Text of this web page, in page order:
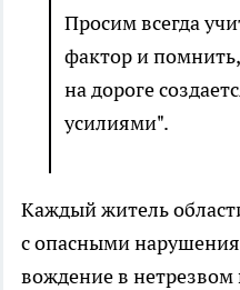
Просим всегда
фактор и
на дороге
усилиями".
Каждый житель
с опасными
вождение в